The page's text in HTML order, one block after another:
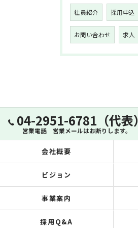
社員紹介 採用申込
お問い合わせ 求人
04-2951-6781（代表）
営業電話 営業メールはお断りします。
会社概要
ビジョン
事業案内
採用Q&A